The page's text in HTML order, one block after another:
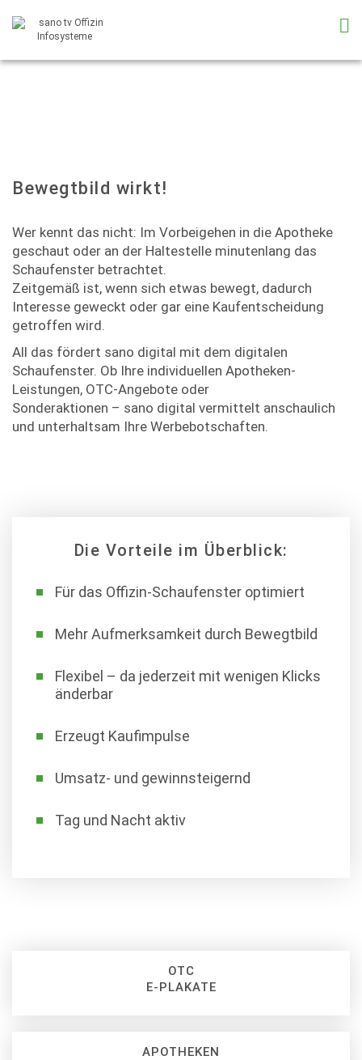
Bewegtbild wirkt!
Wer kennt das nicht: Im Vorbeigehen in die Apotheke
geschaut oder an der Haltestelle minutenlang das
Schaufenster betrachtet.
Zeitgemäß ist, wenn sich etwas bewegt, dadurch
Interesse geweckt oder gar eine Kaufentscheidung
getroffen wird.
All das fördert sano digital mit dem digitalen
Schaufenster. Ob Ihre individuellen Apotheken-
Leistungen, OTC-Angebote oder
Sonderaktionen – sano digital vermittelt anschaulich
und unterhaltsam Ihre Werbebotschaften.
Die Vorteile im Überblick:
Für das Offizin-Schaufenster optimiert
Mehr Aufmerksamkeit durch Bewegtbild
Flexibel – da jederzeit mit wenigen Klicks
änderbar
Erzeugt Kaufimpulse
Umsatz- und gewinnsteigernd
Tag und Nacht aktiv
OTC
E-PLAKATE
APOTHEKEN